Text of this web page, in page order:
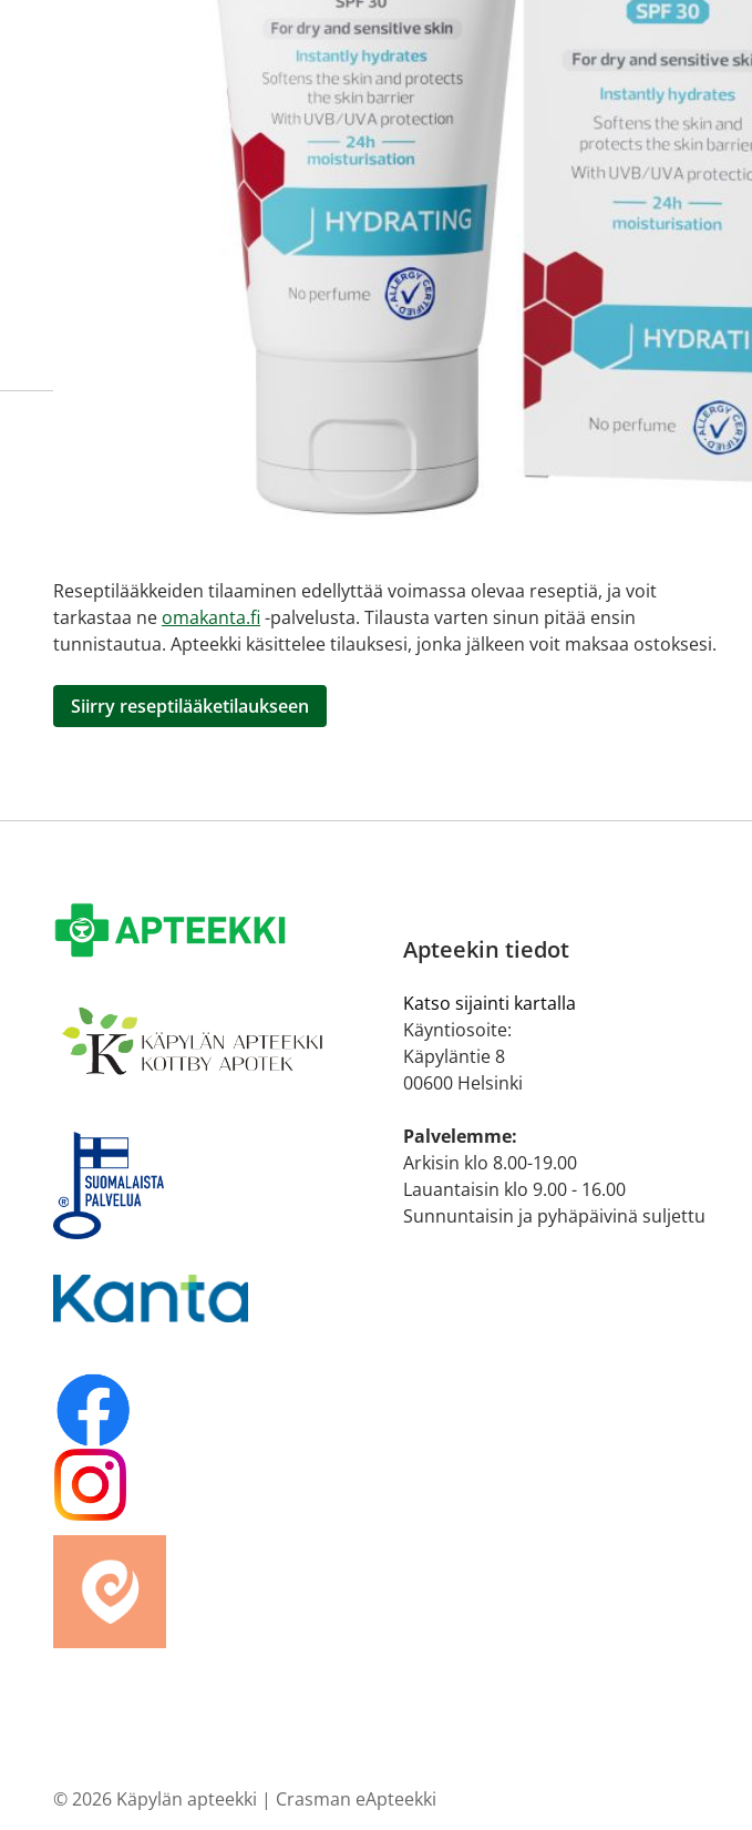
Miten tilaan reseptilääkkeitä
verkkoapteekista?
Reseptilääkkeiden tilaaminen edellyttää voimassa olevaa reseptiä, ja voit
tarkastaa ne omakanta.fi -palvelusta. Tilausta varten sinun pitää ensin
tunnistautua. Apteekki käsittelee tilauksesi, jonka jälkeen voit maksaa ostoksesi.
Siirry reseptilääketilaukseen
Apteekin tiedot
Katso sijainti kartalla
Käyntiosoite:
Käpyläntie 8
00600 Helsinki
Palvelemme:
Arkisin klo 8.00-19.00
Lauantaisin klo 9.00 - 16.00
Sunnuntaisin ja pyhäpäivinä suljettu
© 2026 Käpylän apteekki | Crasman eApteekki